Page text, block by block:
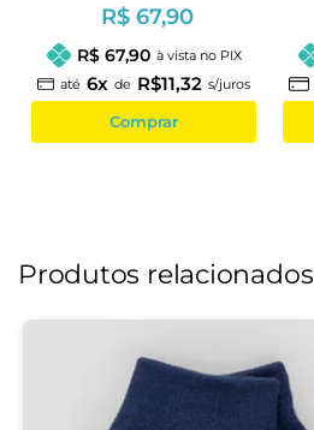
Unissex
R$ 67,90
R$ 67,90 à vista no PIX
até 6x de R$11,32 s/juros
Comprar
Produtos relacionados